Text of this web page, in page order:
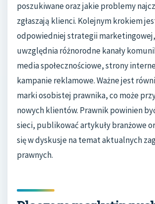
poszukiwane oraz jakie problemy
zgłaszają klienci. Kolejnym krokiem
odpowiedniej strategii
uwzględnia różnorodne kanały
media społecznościowe, strony
kampanie reklamowe. Ważne jest
marki osobistej prawnika, co może
nowych klientów. Prawnik powinien
sieci, publikować artykuły branżowe
się w dyskusje na temat aktualnych
prawnych.